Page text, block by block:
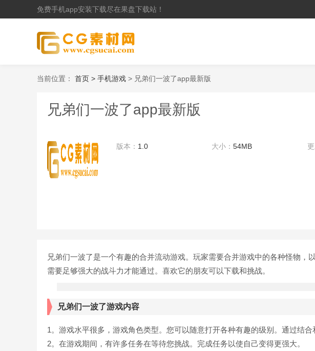
免费手机app安装下载尽在果盘下载站！
当前位置： 首页 > 手机游戏 > 兄弟们一波了app最新版
兄弟们一波了app最新版
版本： 1.0 大小：54MB
兄弟们一波了是一个有趣的合并流动游戏。玩家需要合并游戏中的各种怪物，
需要足够强大的战斗力才能通过。喜欢它的朋友可以下载和挑战。
兄弟们一波了游戏内容
1。游戏水平很多，游戏角色类型。您可以随意打开各种有趣的级别。通过结合
2。在游戏期间，有许多任务在等待您挑战。完成任务以使自己变得更强大。